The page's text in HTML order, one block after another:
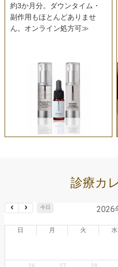
約3か月分。ダウンタイム・
副作用もほとんどありませ
ん。オンライン処方可≫
診療カ
今日 2026
日 月 火 水